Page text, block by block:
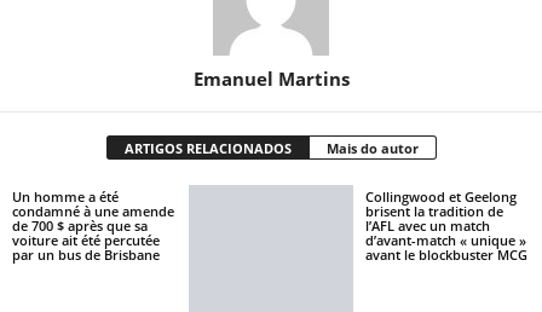
Emanuel Martins
ARTIGOS RELACIONADOS Mais do autor
Un homme a été
condamné à une amende
de 700 $ après que sa
voiture ait été percutée
par un bus de Brisbane
Collingwood et Geelong
brisent la tradition de
l’AFL avec un match
d’avant-match « unique »
avant le blockbuster MCG